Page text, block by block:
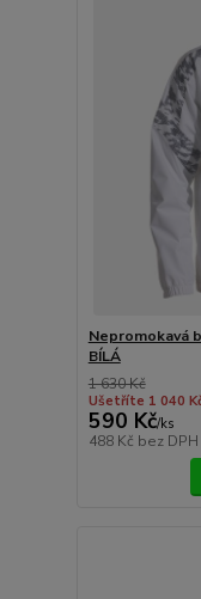
Nepromokavá
BÍLÁ
1 630 Kč
Ušetříte 1 040
590 Kč/ks
488 Kč bez DPH